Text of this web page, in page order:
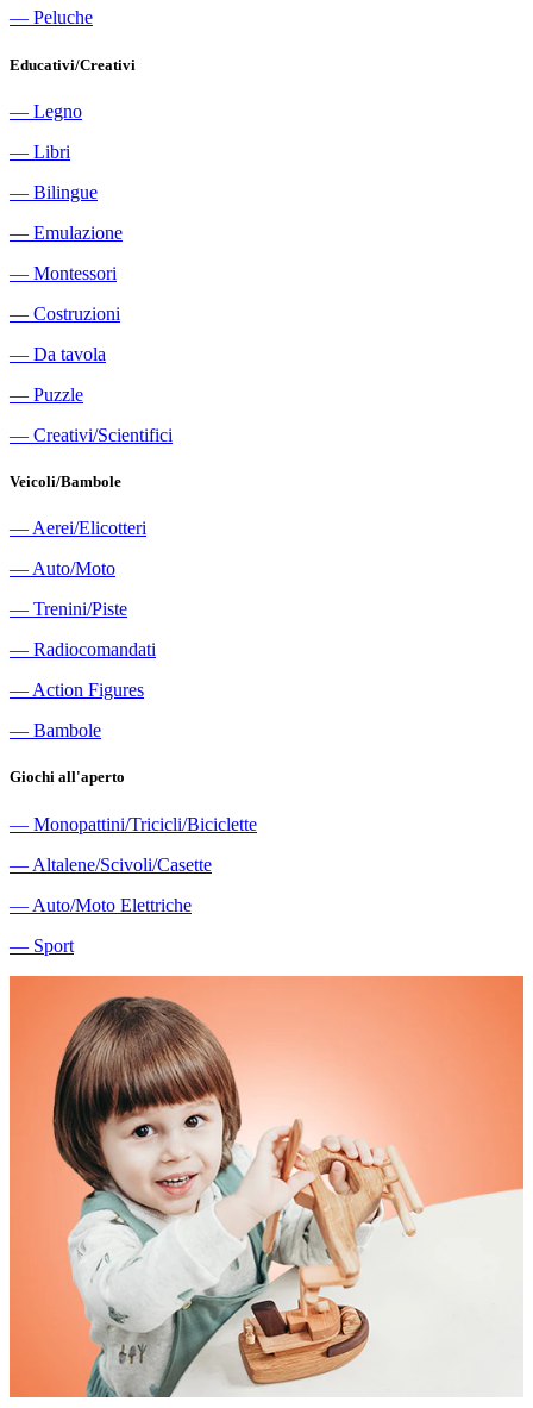
― Peluche
Educativi/Creativi
― Legno
― Libri
― Bilingue
― Emulazione
― Montessori
― Costruzioni
― Da tavola
― Puzzle
― Creativi/Scientifici
Veicoli/Bambole
― Aerei/Elicotteri
― Auto/Moto
― Trenini/Piste
― Radiocomandati
― Action Figures
― Bambole
Giochi all'aperto
― Monopattini/Tricicli/Biciclette
― Altalene/Scivoli/Casette
― Auto/Moto Elettriche
― Sport